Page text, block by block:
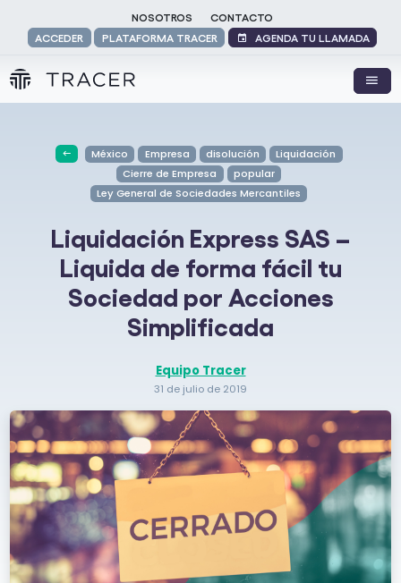
NOSOTROS
CONTACTO
ACCEDER
PLATAFORMA TRACER AGENDA TU LLAMADA
México Empresa disolución
Liquidación
Cierre de Empresa
popular
Ley General de Sociedades Mercantiles
Liquidación Express SAS –
Liquida de forma fácil tu
Sociedad por Acciones
Simplificada
Equipo Tracer
31 de julio de 2019